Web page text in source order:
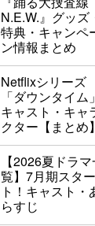
N.E.W.』グッズ
特典・キャンペ
ン情報まとめ
Netflixシリーズ
「ダウンタイム」
キャスト・キャ
クター【まとめ】
【2026夏ドラ
覧】7月期スター
ト！キャスト・
らすじ